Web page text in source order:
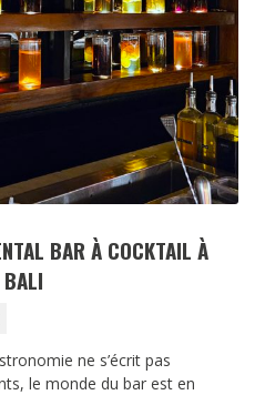
BAR À COCKTAIL À
ne s’écrit pas
le monde du bar est en